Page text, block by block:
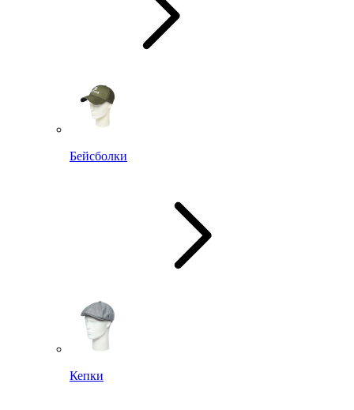
Бейсболки
Кепки